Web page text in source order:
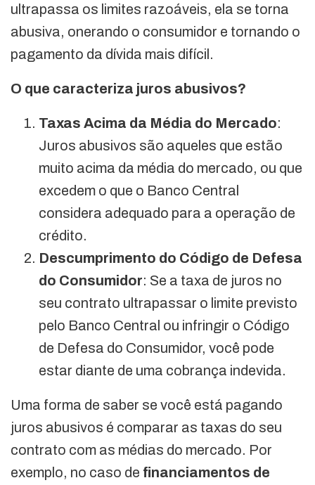
ultrapassa os limites razoáveis, ela se torna
abusiva, onerando o consumidor e tornando o
pagamento da dívida mais difícil.
O que caracteriza juros abusivos?
Taxas Acima da Média do Mercado:
Juros abusivos são aqueles que estão
muito acima da média do mercado, ou que
excedem o que o Banco Central
considera adequado para a operação de
crédito.
Descumprimento do Código de Defesa
do Consumidor: Se a taxa de juros no
seu contrato ultrapassar o limite previsto
pelo Banco Central ou infringir o Código
de Defesa do Consumidor, você pode
estar diante de uma cobrança indevida.
Uma forma de saber se você está pagando
juros abusivos é comparar as taxas do seu
contrato com as médias do mercado. Por
exemplo, no caso de financiamentos de